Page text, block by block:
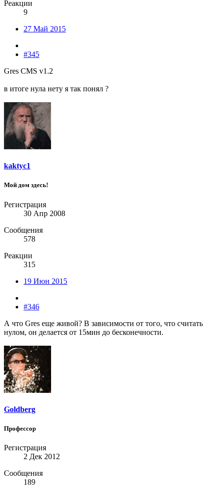
Реакции
9
27 Май 2015
#345
Gres CMS v1.2
в итоге нула нету я так понял ?
kaktyc1
Мой дом здесь!
Регистрация
30 Апр 2008
Сообщения
578
Реакции
315
19 Июн 2015
#346
А что Gres еще живой? В зависимости от того, что считать
нулом, он делается от 15мин до бесконечности.
Goldberg
Профессор
Регистрация
2 Дек 2012
Сообщения
189